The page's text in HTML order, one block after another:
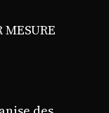
MESURE